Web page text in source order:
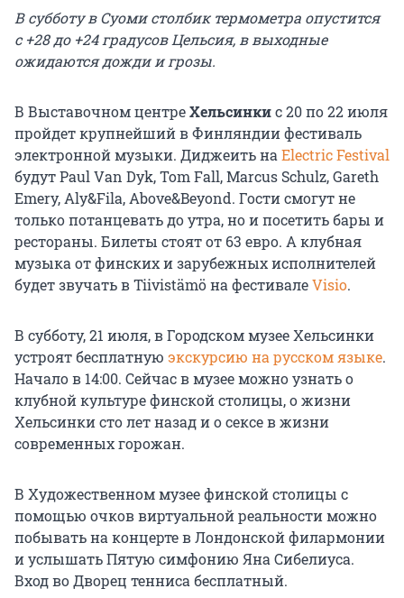
В субботу в Суоми столбик термометра опустится
с +28 до +24 градусов Цельсия, в выходные
ожидаются дожди и грозы.
В Выставочном центреХельсинкис 20 по 22 июля
пройдет крупнейший в Финляндии фестиваль
электронной музыки. Диджеить на Electric Festival
будут Paul Van Dyk, Tom Fall, Marcus Schulz, Gareth
Emery, Aly&Fila, Above&Beyond. Гости смогут не
только потанцевать до утра, но и посетить бары и
рестораны. Билеты стоят от 63 евро. А клубная
музыка от финских и зарубежных исполнителей
будет звучать в Tiivistämö на фестивалеVisio.
В субботу, 21 июля, в Городском музее Хельсинки
устроят бесплатную экскурсию на русском языке.
Начало в 14:00. Сейчас в музее можно узнать о
клубной культуре финской столицы, о жизни
Хельсинки сто лет назад и о сексе в жизни
современных горожан.
В Художественном музее финской столицы с
помощью очков виртуальной реальности можно
побывать на концерте в Лондонской филармонии
и услышать Пятую симфонию Яна Сибелиуса.
Вход во Дворец тенниса бесплатный.